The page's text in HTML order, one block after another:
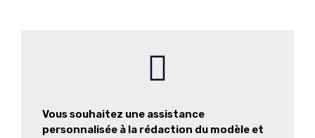
Vous souhaitez une assistance
personnalisée à la rédaction du modèle et